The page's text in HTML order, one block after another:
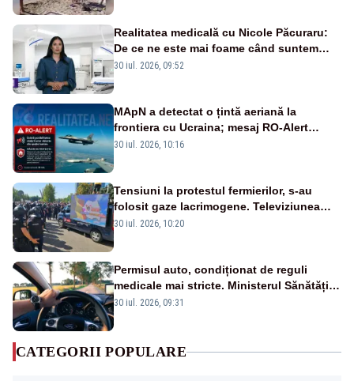
Realitatea medicală cu Nicole Păcuraru:
De ce ne este mai foame când suntem
obosiți?
30 iul. 2026, 09:52
MApN a detectat o țintă aeriană la
frontiera cu Ucraina; mesaj RO-Alert
transmis în județul Tulcea
30 iul. 2026, 10:16
Tensiuni la protestul fermierilor, s-au
folosit gaze lacrimogene. Televiziunea
Poporului face apel la calm – LIVE TEXT
30 iul. 2026, 10:20
Permisul auto, condiționat de reguli
medicale mai stricte. Ministerul Sănătății
propune schimbări majore
30 iul. 2026, 09:31
CATEGORII POPULARE